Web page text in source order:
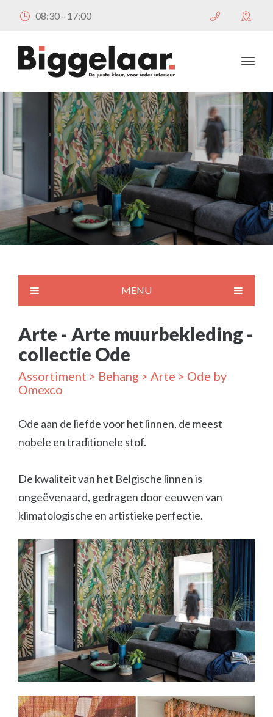
08:30 - 17:00
MENU
Arte - Arte muurbekleding -
collectie Ode
Assortiment > Behang > Arte > Ode by
Omexco
Ode aan de liefde voor het linnen, de meest
nobele en traditionele stof.
De kwaliteit van het Belgische linnen is
ongeëvenaard, gedragen door eeuwen van
klimatologische en artistieke perfectie.